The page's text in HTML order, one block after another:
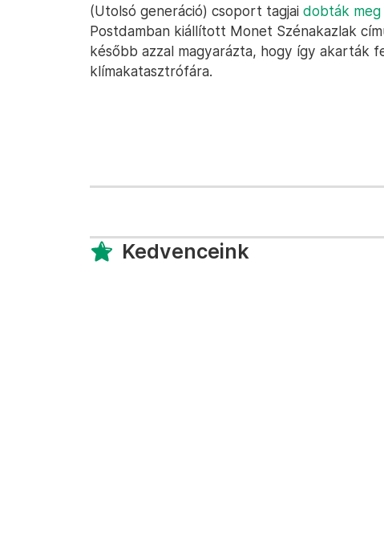
(Utolsó generáció) csoport tagjai dobták
Postdamban kiállított Monet Szénakazlak
később azzal magyarázta, hogy így akarták
klímakatasztrófára.
Kedvenceink